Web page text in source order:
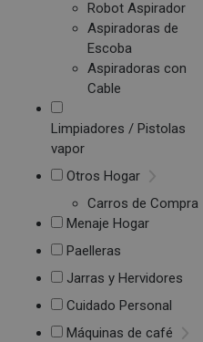
Robot Aspirador
Aspiradoras de
Escoba
Aspiradoras con
Cable
Limpiadores / Pistolas
vapor
Otros Hogar
Carros de Compra
Menaje Hogar
Paelleras
Jarras y Hervidores
Cuidado Personal
Máquinas de café